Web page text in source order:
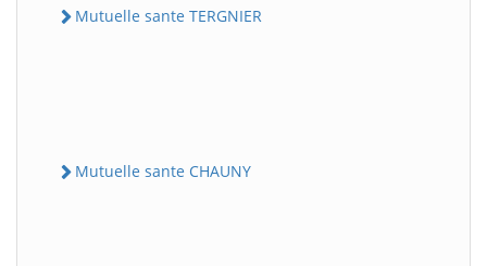
Mutuelle sante TERGNIER
Mutuelle sante CHAUNY